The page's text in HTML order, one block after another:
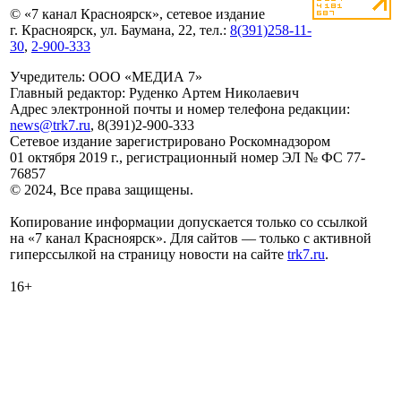
© «7 канал Красноярск», сетевое издание
г. Красноярск, ул. Баумана, 22, тел.: 8(391)258-11-
30, 2-900-333
Учредитель: ООО «МЕДИА 7»
Главный редактор: Руденко Артем Николаевич
Адрес электронной почты и номер телефона редакции:
news@trk7.ru, 8(391)2-900-333
Сетевое издание зарегистрировано Роскомнадзором
01 октября 2019 г., регистрационный номер ЭЛ № ФС 77-
76857
© 2024, Все права защищены.
Копирование информации допускается только со ссылкой
на «7 канал Красноярск». Для сайтов — только с активной
гиперссылкой на страницу новости на сайте trk7.ru.
16+